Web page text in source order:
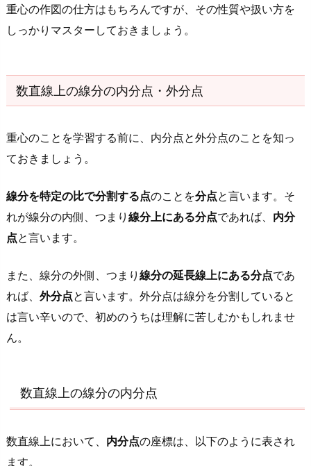
直
線
線
分
内
分
1.
2.
数
線
上
分
2.
平
重心の作図の仕方はもちろんですが、その性質や扱い方を
しっかりマスターしておきましょう。
数直線上の線分の内分点・外分点
重心のことを学習する前に、内分点と外分点のことを知っ
ておきましょう。
線分を特定の比で分割する点のことを分点と言います。そ
れが線分の内側、つまり線分上にある分点であれば、 内分
点と言います。
また、線分の外側、つまり線分の延長線上にある分点であ
れば、 外分点と言います。外分点は線分を分割していると
は言い辛いので、初めのうちは理解に苦しむかもしれませ
ん。
数直線上の線分の内分点
数直線上において、 内分点の座標は、以下のように表され
ます。